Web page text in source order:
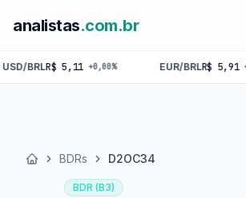
analistas.com.br
R$ 5,11 +0,00% EUR/BRLR$ 5,91 +0,00%
Início BDRs D2OC34
BDR (B3)